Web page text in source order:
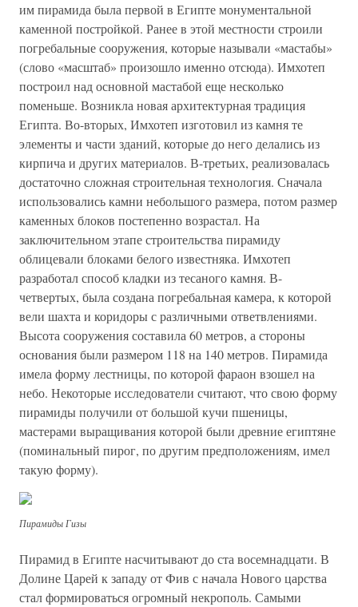
им пирамида была первой в Египте монументальной
каменной постройкой. Ранее в этой местности строили
погребальные сооружения, которые называли «мастабы»
(слово «масштаб» произошло именно отсюда). Имхотеп
построил над основной мастабой еще несколько
поменьше. Возникла новая архитектурная традиция
Египта. Во-вторых, Имхотеп изготовил из камня те
элементы и части зданий, которые до него делались из
кирпича и других материалов. В-третьих, реализовалась
достаточно сложная строительная технология. Сначала
использовались камни небольшого размера, потом размер
каменных блоков постепенно возрастал. На
заключительном этапе строительства пирамиду
облицевали блоками белого известняка. Имхотеп
разработал способ кладки из тесаного камня. В-
четвертых, была создана погребальная камера, к которой
вели шахта и коридоры с различными ответвлениями.
Высота сооружения составила 60 метров, а стороны
основания были размером 118 на 140 метров. Пирамида
имела форму лестницы, по которой фараон взошел на
небо. Некоторые исследователи считают, что свою форму
пирамиды получили от большой кучи пшеницы,
мастерами выращивания которой были древние египтяне
(поминальный пирог, по другим предположениям, имел
такую форму).
Пирамиды Гизы
Пирамид в Египте насчитывают до ста восемнадцати. В
Долине Царей к западу от Фив с начала Нового царства
стал формироваться огромный некрополь. Самыми